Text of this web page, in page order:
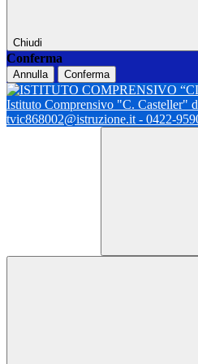
Chiudi
Conferma
Annulla Conferma
Istituto Comprensivo "C. Casteller"
tvic868002@istruzione.it - 0422-